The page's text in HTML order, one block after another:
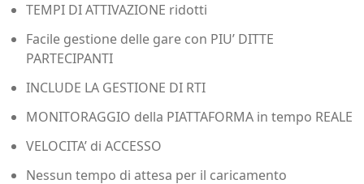
TEMPI DI ATTIVAZIONE ridotti
Facile gestione delle gare con PIU’ DITTE
PARTECIPANTI
INCLUDE LA GESTIONE DI RTI
MONITORAGGIO della PIATTAFORMA in tempo REALE
VELOCITA’ di ACCESSO
Nessun tempo di attesa per il caricamento